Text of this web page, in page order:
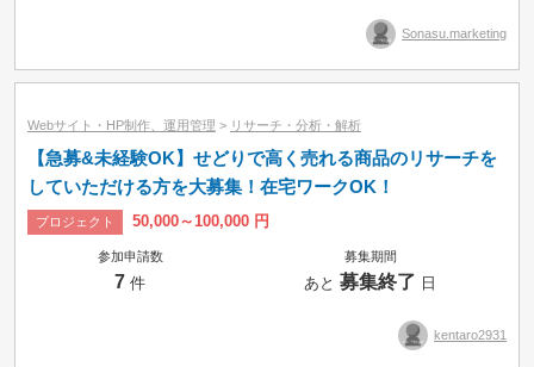
Sonasu.marketing
Webサイト・HP制作、運用管理 > リサーチ・分析・解析
【急募&未経験OK】せどりで高く売れる商品のリサーチを
していただける方を大募集！在宅ワークOK！
プロジェクト 50,000～100,000 円
参加申請数
7 件
募集期間
あと募集終了 日
kentaro2931